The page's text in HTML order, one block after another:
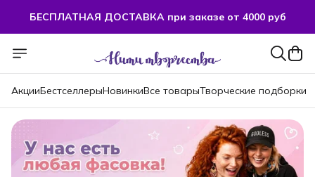
БЕСПЛАТНАЯ ДОСТАВКА при заказе от 4000 руб
БЕСПЛАТНАЯ ДОСТАВКА при заказе от 4000 руб
АкцииБестселлерыНовинкиВсе товарыТворческие подборки